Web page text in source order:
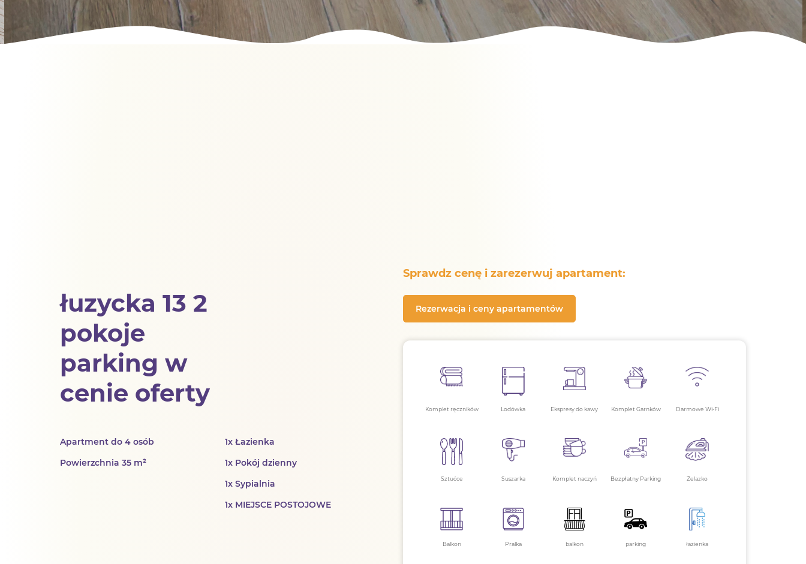
łuzycka 13 2
pokoje
parking w
cenie oferty
Apartment do 4 osób
Powierzchnia 35 m²
1x Łazienka
1x Pokój dzienny
1x Sypialnia
1x MIEJSCE POSTOJOWE
Sprawdz cenę i zarezerwuj apartament:
Rezerwacja i ceny apartamentów
Komplet ręczników Lodówka Ekspresy do kawy Komplet Garnków Darmowe Wi-Fi
Sztućce Suszarka Komplet naczyń Bezpłatny Parking Żelazko
Balkon Pralka balkon parking łazienka